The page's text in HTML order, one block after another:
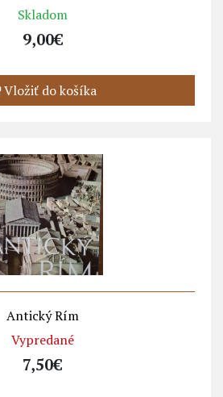
Skladom
9,00€
Vložiť do košíka
Antický Rím
Vypredané
7,50€